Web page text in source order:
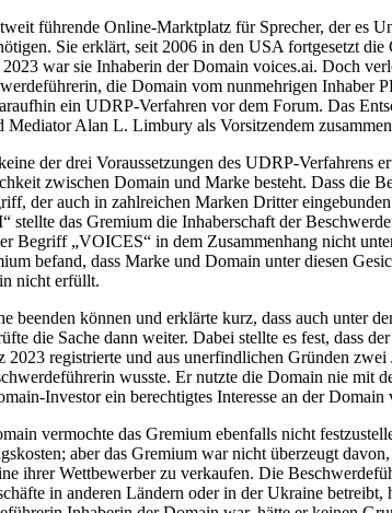
führende Online-Marktplatz für Sprecher, der es
Sie erklärt, seit 2006 in den USA fortgesetzt
war sie Inhaberin der Domain voices.ai. Doch
die Domain vom nunmehrigen
ein UDRP-Verfahren vor dem Forum. Das
Mediator Alan L. Limbury als Vorsitzendem
der drei Voraussetzungen des UDRP-
zwischen Domain und Marke besteht. Dass die
der auch in zahlreichen Marken Dritter
das Gremium die Inhaberschaft der
Begriff „VOICES“ in dem Zusammenhang nicht
befand, dass Marke und Domain unter diesen
nicht erfüllt.
beenden können und erklärte kurz, dass auch
die Sache dann weiter. Dabei stellte es fest, dass
registrierte und aus unerfindlichen Gründen
wusste. Er nutzte die Domain nie
Investor ein berechtigtes Interesse an der
vermochte das Gremium ebenfalls nicht
aber das Gremium war nicht überzeugt
ihrer Wettbewerber zu verkaufen. Die
in anderen Ländern oder in der Ukraine